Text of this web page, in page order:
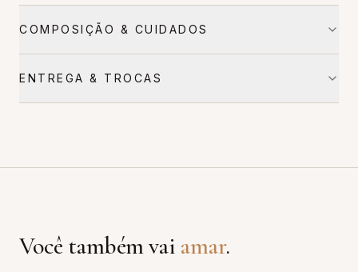
COMPOSIÇÃO & CUIDADOS
ENTREGA & TROCAS
Você também vai amar.